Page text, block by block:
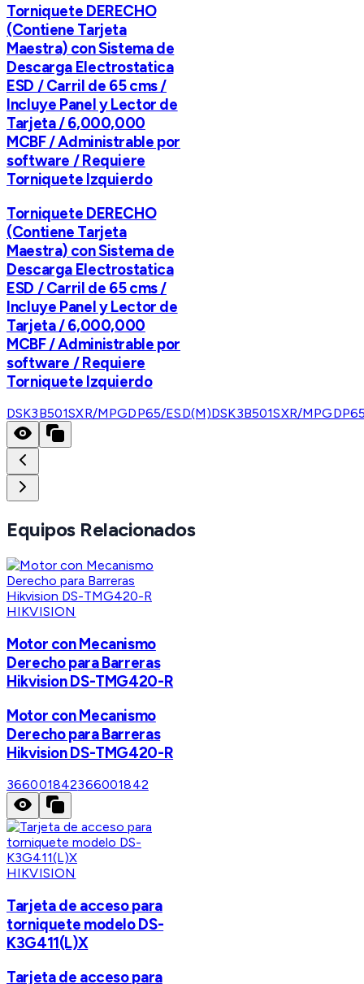
Torniquete DERECHO
(Contiene Tarjeta
Maestra) con Sistema de
Descarga Electrostatica
ESD / Carril de 65 cms /
Incluye Panel y Lector de
Tarjeta / 6,000,000
MCBF / Administrable por
software / Requiere
Torniquete Izquierdo
Torniquete DERECHO
(Contiene Tarjeta
Maestra) con Sistema de
Descarga Electrostatica
ESD / Carril de 65 cms /
Incluye Panel y Lector de
Tarjeta / 6,000,000
MCBF / Administrable por
software / Requiere
Torniquete Izquierdo
DSK3B501SXR/MPGDP65/ESD(M)DSK3B501SXR/
Equipos Relacionados
HIKVISION
Motor con Mecanismo
Derecho para Barreras
Hikvision DS-TMG420-R
Motor con Mecanismo
Derecho para Barreras
Hikvision DS-TMG420-R
366001842366001842
HIKVISION
Tarjeta de acceso para
torniquete modelo DS-
K3G411(L)X
Tarjeta de acceso para